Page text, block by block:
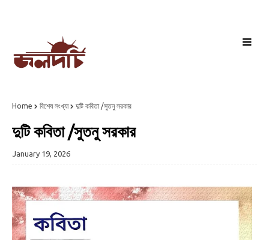
Home বিশেষ সংখ্যা দুটি কবিতা /সুতনু সরকার
দুটি কবিতা /সুতনু সরকার
January 19, 2026